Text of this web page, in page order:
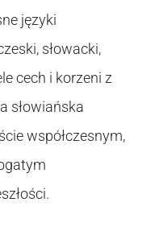
języki
słowacki,
cech i korzeni z
słowiańska
współczesnym,